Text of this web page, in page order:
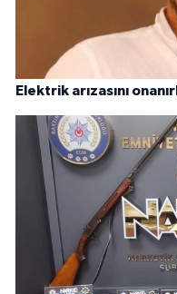
Elektrik arızasını